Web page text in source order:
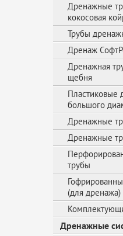
Дренажные
кокосовая
Трубы
Дренаж
Дренажная
щебня
Пластиковые
большого
Дренажные
Дренажные
трубы
(для дренажа)
Дренажные